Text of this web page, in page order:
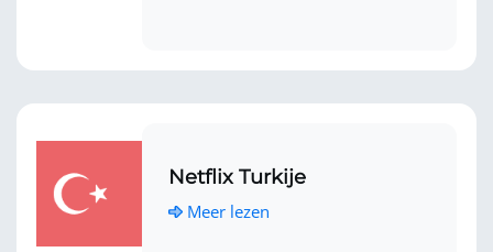
Netflix Turkije
Meer lezen